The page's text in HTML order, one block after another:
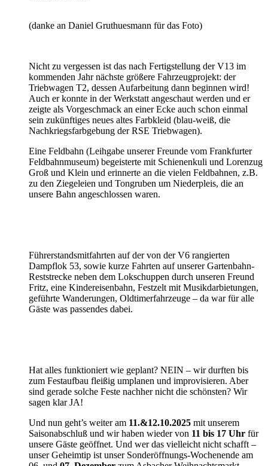
(danke an Daniel Gruthuesmann für das Foto)
Nicht zu vergessen ist das nach Fertigstellung der V13 im
kommenden Jahr nächste größere Fahrzeugprojekt: der
Triebwagen T2, dessen Aufarbeitung dann beginnen wird!
Auch er konnte in der Werkstatt angeschaut werden und er
zeigte als Vorgeschmack an einer Ecke auch schon einmal
sein zukünftiges neues altes Farbkleid (blau-weiß, die
Nachkriegsfarbgebung der RSE Triebwagen).
Eine Feldbahn (Leihgabe unserer Freunde vom Frankfurter
Feldbahnmuseum) begeisterte mit Schienenkuli und Lorenzug
Groß und Klein und erinnerte an die vielen Feldbahnen, z.B.
zu den Ziegeleien und Tongruben um Niederpleis, die an
unsere Bahn angeschlossen waren.
Führerstandsmitfahrten auf der von der V6 rangierten
Dampflok 53, sowie kurze Fahrten auf unserer Gartenbahn-
Reststrecke neben dem Lokschuppen durch unseren Freund
Fritz, eine Kindereisenbahn, Festzelt mit Musikdarbietungen,
geführte Wanderungen, Oldtimerfahrzeuge – da war für alle
Gäste was passendes dabei.
Hat alles funktioniert wie geplant? NEIN – wir durften bis
zum Festaufbau fleißig umplanen und improvisieren. Aber
sind gerade solche Feste nachher nicht die schönsten? Wir
sagen klar JA!
Und nun geht’s weiter am 11.&12.10.2025 mit unserem
Saisonabschluß und wir haben wieder von 11 bis 17 Uhr für
unsere Gäste geöffnet. Und wer das vielleicht nicht schafft –
unser Geheimtip ist unser Sonderöffnungs-Wochenende am